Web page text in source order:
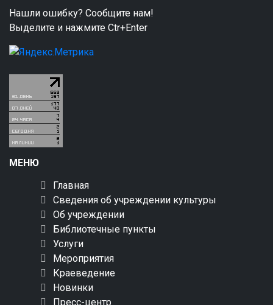
Нашли ошибку? Сообщите нам!
Выделите и нажмите Ctr+Enter
МЕНЮ
Главная
Сведения об учреждении культуры
Об учреждении
Библиотечные пункты
Услуги
Мероприятия
Краеведение
Новинки
Пресс-центр